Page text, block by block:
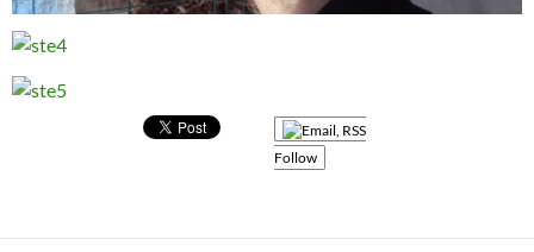
Follow